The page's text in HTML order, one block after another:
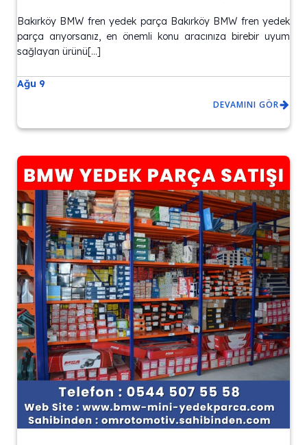
Bakırköy BMW fren yedek parça Bakırköy BMW fren yedek
parça arıyorsanız, en önemli konu aracınıza birebir uyum
sağlayan ürünü[…]
Ağu 9
DEVAMINI GÖR